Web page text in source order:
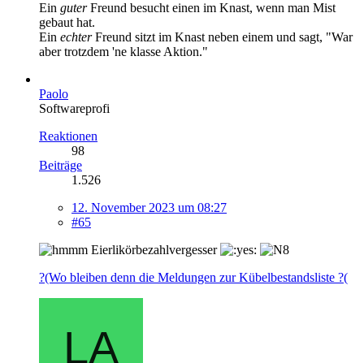
Ein guterFreund besucht einen im Knast, wenn man Mist
gebaut hat.
Ein echterFreund sitzt im Knast neben einem und sagt, "War
aber trotzdem 'ne klasse Aktion."
Paolo
Softwareprofi
Reaktionen
98
Beiträge
1.526
12. November 2023 um 08:27
#65
Eierlikörbezahlvergesser
?(Wo bleiben denn die Meldungen zur Kübelbestandsliste ?(